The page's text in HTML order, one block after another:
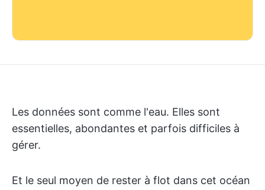
Les données sont comme l'eau. Elles sont
essentielles, abondantes et parfois difficiles à
gérer.
Et le seul moyen de rester à flot dans cet océan